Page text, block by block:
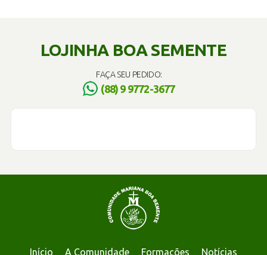
LOJINHA BOA SEMENTE
FAÇA SEU PEDIDO:
(88) 9 9772-3677
Início A Comunidade Formações Notícias